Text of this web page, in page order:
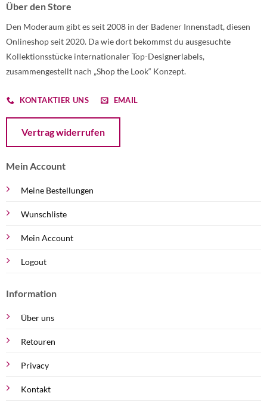
Über den Store
Den Moderaum gibt es seit 2008 in der Badener Innenstadt, diesen
Onlineshop seit 2020. Da wie dort bekommst du ausgesuchte
Kollektionsstücke internationaler Top-Designerlabels,
zusammengestellt nach „Shop the Look“ Konzept.
KONTAKTIER UNS EMAIL
Vertrag widerrufen
Mein Account
Meine Bestellungen
Wunschliste
Mein Account
Logout
Information
Über uns
Retouren
Privacy
Kontakt